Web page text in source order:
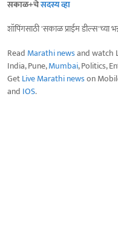
सकाळ+चेसदस्य व्हा
शॉपिंगसाठी 'सकाळ प्राईम डील्स'च्या
Read Marathi newsand watch
India, Pune,Mumbai, Politics,
GetLive Marathi newson
and IOS.